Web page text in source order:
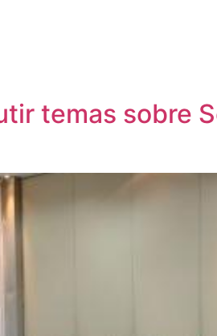
temas sobre